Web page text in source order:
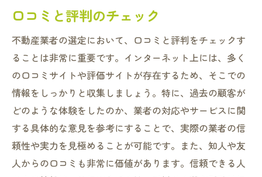
口コミと評判のチェック
不動産業者の選定において、口コミと評判をチェックす
ることは非常に重要です。インターネット上には、多く
の口コミサイトや評価サイトが存在するため、そこでの
情報をしっかりと収集しましょう。特に、過去の顧客が
どのような体験をしたのか、業者の対応やサービスに関
する具体的な意見を参考にすることで、実際の業者の信
頼性や実力を見極めることが可能です。また、知人や友
人からの口コミも非常に価値があります。信頼できる人